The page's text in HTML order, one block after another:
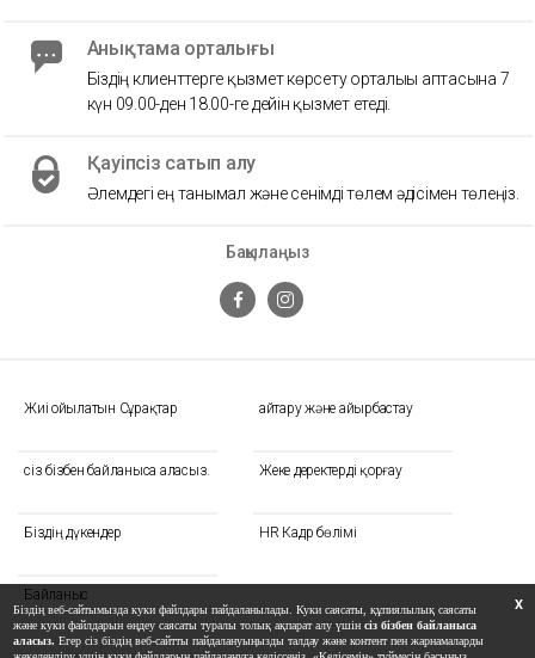
Жиі Қойылатын Сұрақтар Қайтару және айырбастау
сіз бізбен байланыса аласыз. Жеке деректерді қорғау
Біздің дүкендер HR Кадр бөлімі
Байланыс
Бақылаңыз
Анықтама орталығы
Біздің клиенттерге қызмет көрсету орталығы аптасына 7
күн 09.00-ден 18.00-ге дейін қызмет етеді.
Қауіпсіз сатып алу
Әлемдегі ең танымал және сенімді төлем әдісімен төлеңіз.
X
Біздің веб-сайтымызда куки файлдары пайдаланылады. Куки саясаты, құпиялылық саясаты
және куки файлдарын өңдеу саясаты туралы толық ақпарат алу үшін сіз бізбен байланыса
аласыз. Егер сіз біздің веб-сайтты пайдалануыңызды талдау және контент пен жарнамаларды